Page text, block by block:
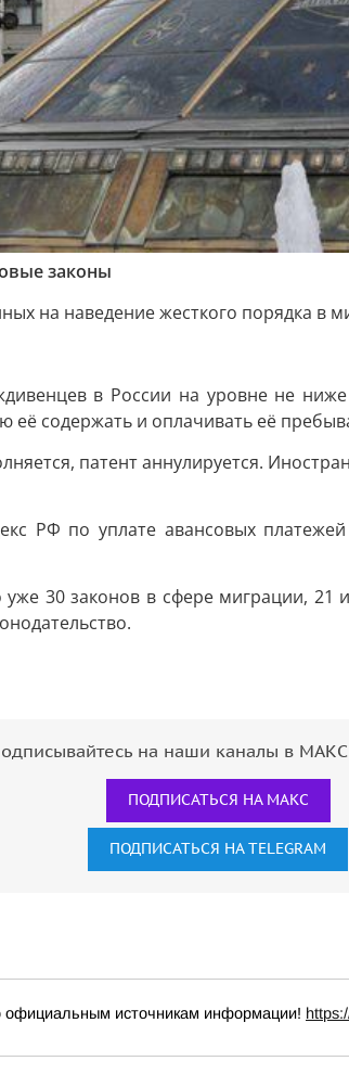
законы
на наведение жесткого порядка
в России на уровне не
содержать и оплачивать её
патент аннулируется.
РФ по уплате авансовых
уже 30 законов в сфере миграции,
на наши каналы в
ПОДПИСАТЬСЯ НА МАКС
ПОДПИСАТЬСЯ НА TELEGRAM
источникам информации!